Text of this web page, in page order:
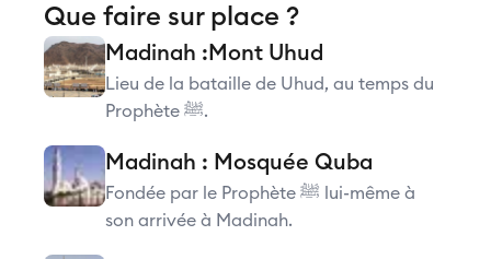
Que faire sur place ?
Madinah :Mont Uhud
Lieu de la bataille de Uhud, au temps du
Prophète ﷺ.
Madinah : Mosquée Quba
Fondée par le Prophète ﷺ lui-même à
son arrivée à Madinah.